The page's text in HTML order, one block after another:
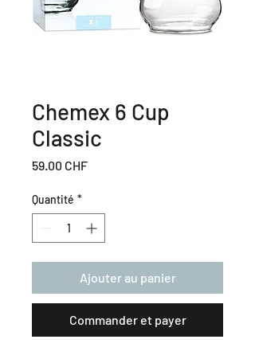
Chemex 6 Cup
Classic
59.00 CHFPrix
Quantité *
Ajouter au panier
Commander et payer